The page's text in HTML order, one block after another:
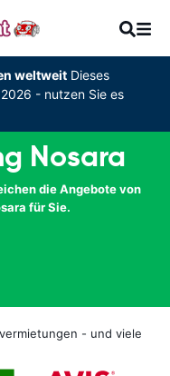
weltweitDieses
- nutzen Sie es
Nosara
die Angebote von
für Sie.
- und viele